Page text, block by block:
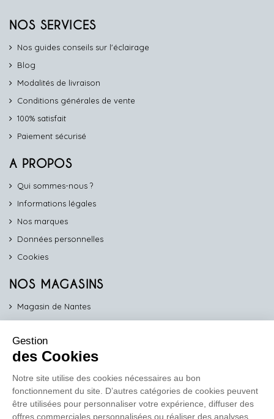
NOS SERVICES
Nos guides conseils sur l'éclairage
Blog
Modalités de livraison
Conditions générales de vente
100% satisfait
Paiement sécurisé
A PROPOS
Qui sommes-nous ?
Informations légales
Nos marques
Données personnelles
Cookies
NOS MAGASINS
Magasin de Nantes
Magasin de Vannes
Magasin d'Orléans
COMPTOIR PRO
Gestion
des Cookies
Notre site utilise des cookies nécessaires au bon
fonctionnement du site. D’autres catégories de cookies peuvent
être utilisées pour personnaliser votre expérience, diffuser des
offres commerciales personnalisées ou réaliser des analyses